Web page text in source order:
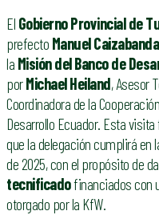
El Gobierno Provincial de
prefecto Manuel Caizabanda
la Misión del Banco de
porMichael Heiland, Asesor
Coordinadora de la
Desarrollo Ecuador. Esta
que la delegación cumplirá en
de 2025, con el propósito de
tecnificadofinanciados con
otorgado por la KfW.